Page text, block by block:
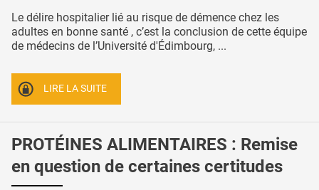
Le délire hospitalier lié au risque de démence chez les
adultes en bonne santé , c’est la conclusion de cette équipe
de médecins de l’Université d'Édimbourg, ...
LIRE LA SUITE
PROTÉINES ALIMENTAIRES : Remise
en question de certaines certitudes